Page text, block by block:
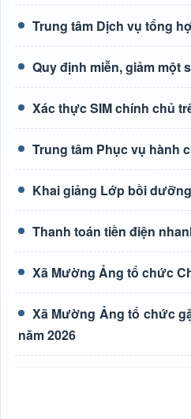
Trung tâm Dịch vụ tổng
Quy định miễn, giảm một
Xác thực SIM chính chủ
Trung tâm Phục vụ hành
Khai giảng Lớp bồi
Thanh toán tiền điện
Xã Mường Ảng tổ chức
Xã Mường Ảng tổ chức
năm 2026